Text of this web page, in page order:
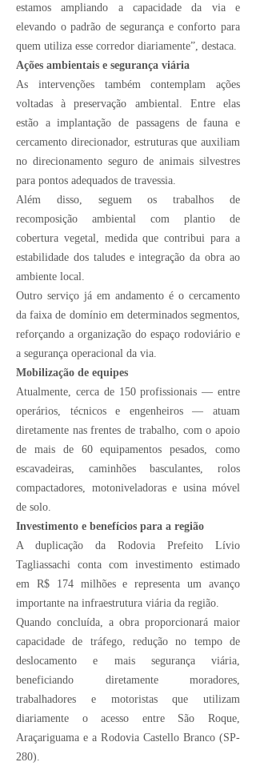
estamos ampliando a capacidade da via e
elevando o padrão de segurança e conforto para
quem utiliza esse corredor diariamente”, destaca.
Ações ambientais e segurança viária
As intervenções também contemplam ações
voltadas à preservação ambiental. Entre elas
estão a implantação de passagens de fauna e
cercamento direcionador, estruturas que auxiliam
no direcionamento seguro de animais silvestres
para pontos adequados de travessia.
Além disso, seguem os trabalhos de
recomposição ambiental com plantio de
cobertura vegetal, medida que contribui para a
estabilidade dos taludes e integração da obra ao
ambiente local.
Outro serviço já em andamento é o cercamento
da faixa de domínio em determinados segmentos,
reforçando a organização do espaço rodoviário e
a segurança operacional da via.
Mobilização de equipes
Atualmente, cerca de 150 profissionais — entre
operários, técnicos e engenheiros — atuam
diretamente nas frentes de trabalho, com o apoio
de mais de 60 equipamentos pesados, como
escavadeiras, caminhões basculantes, rolos
compactadores, motoniveladoras e usina móvel
de solo.
Investimento e benefícios para a região
A duplicação da Rodovia Prefeito Lívio
Tagliassachi conta com investimento estimado
em R$ 174 milhões e representa um avanço
importante na infraestrutura viária da região.
Quando concluída, a obra proporcionará maior
capacidade de tráfego, redução no tempo de
deslocamento e mais segurança viária,
beneficiando diretamente moradores,
trabalhadores e motoristas que utilizam
diariamente o acesso entre São Roque,
Araçariguama e a Rodovia Castello Branco (SP-
280).